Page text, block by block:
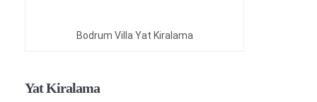
Bodrum Villa Yat Kiralama
Yat Kiralama